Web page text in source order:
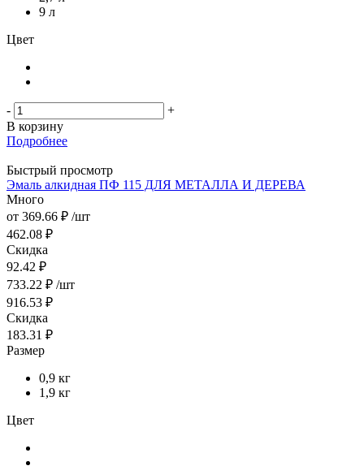
9 л
Цвет
-
+
В корзину
Подробнее
Быстрый просмотр
Эмаль алкидная ПФ 115 ДЛЯ МЕТАЛЛА И ДЕРЕВА
Много
от 369.66 ₽ /шт
462.08 ₽
Скидка
92.42 ₽
733.22 ₽ /шт
916.53 ₽
Скидка
183.31 ₽
Размер
0,9 кг
1,9 кг
Цвет